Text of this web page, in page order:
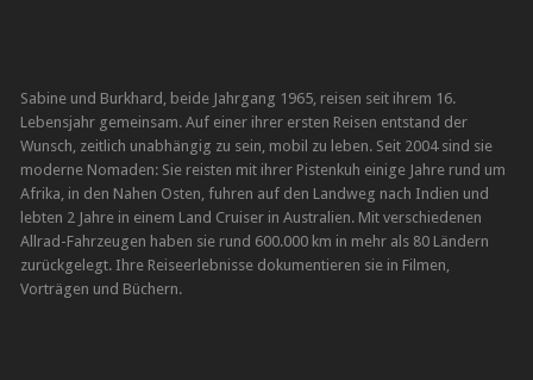
Sabine und Burkhard, beide Jahrgang 1965, reisen seit ihrem 16.
Lebensjahr gemeinsam. Auf einer ihrer ersten Reisen entstand der
Wunsch, zeitlich unabhängig zu sein, mobil zu leben. Seit 2004 sind sie
moderne Nomaden: Sie reisten mit ihrer Pistenkuh einige Jahre rund um
Afrika, in den Nahen Osten, fuhren auf den Landweg nach Indien und
lebten 2 Jahre in einem Land Cruiser in Australien. Mit verschiedenen
Allrad-Fahrzeugen haben sie rund 600.000 km in mehr als 80 Ländern
zurückgelegt. Ihre Reiseerlebnisse dokumentieren sie in Filmen,
Vorträgen und Büchern.